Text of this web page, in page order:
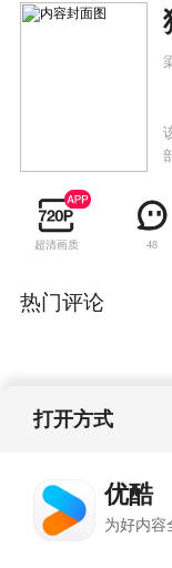
超清画质 48
热门评论
打开方式
优酷
为好内容